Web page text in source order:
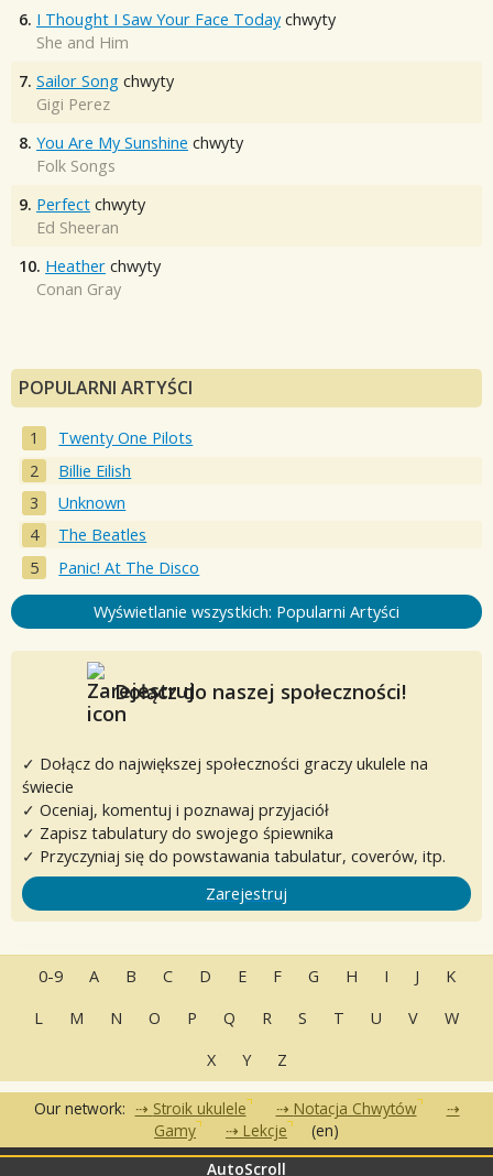
AutoScroll
6. I Thought I Saw Your Face Today chwyty
She and Him
7. Sailor Song chwyty
Gigi Perez
8. You Are My Sunshine chwyty
Folk Songs
9. Perfect chwyty
Ed Sheeran
10. Heather chwyty
Conan Gray
POPULARNI ARTYŚCI
Twenty One Pilots
Billie Eilish
Unknown
The Beatles
Panic! At The Disco
Wyświetlanie wszystkich: Popularni Artyści
Dołącz do naszej społeczności!
✓ Dołącz do największej społeczności graczy ukulele na
świecie
✓ Oceniaj, komentuj i poznawaj przyjaciół
✓ Zapisz tabulatury do swojego śpiewnika
✓ Przyczyniaj się do powstawania tabulatur, coverów, itp.
Zarejestruj
0-9 A B C D E F G H I J
K
L
M N O P Q R S T U V
W
X
Y Z
Our network: Stroik ukulele
Notacja Chwytów
Gamy
Lekcje (en)
Często zadawane pytania•Kontakt